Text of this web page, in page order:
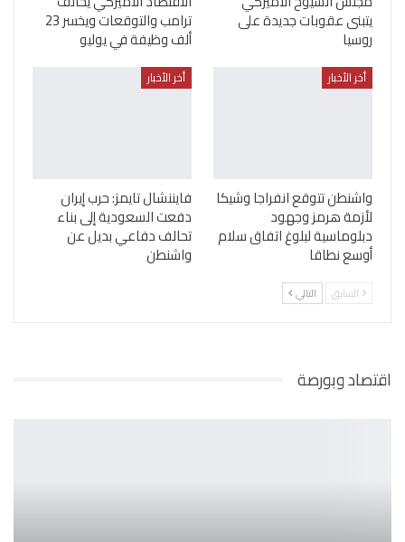
يتبنى عقوبات جديدة على
روسيا
ترامب والتوقعات ويخسر 23
ألف وظيفة في يوليو
أخر الأخبار
واشنطن تتوقع انفراجا وشيكا
لأزمة هرمز وجهود
دبلوماسية لبلوغ اتفاق سلام
أوسع نطاقا
أخر الأخبار
فايننشال تايمز: حرب إيران
دفعت السعودية إلى بناء
تحالف دفاعي بديل عن
واشنطن
السابق التالي
اقتصاد وبورصة